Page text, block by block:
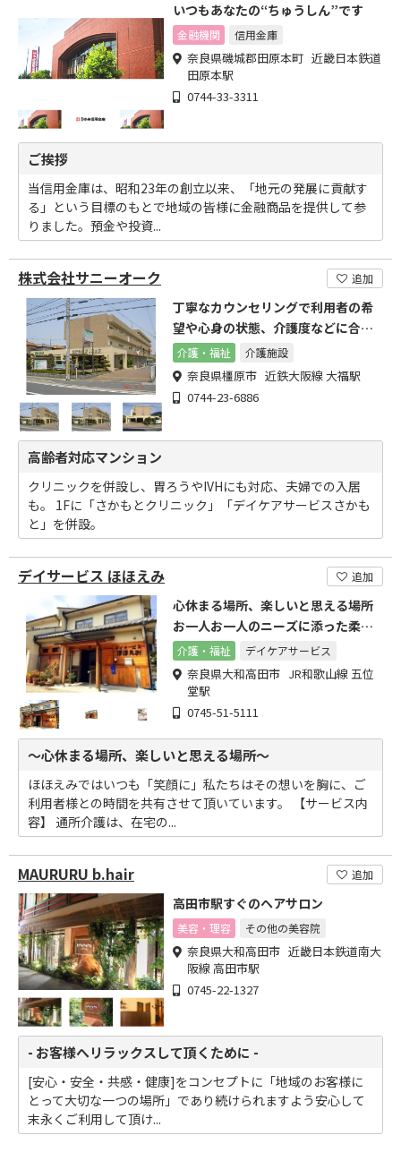
いつもあなたの“ちゅうしん”です
金融機関 信用金庫
奈良県磯城郡田原本町 近畿日本鉄道
田原本駅
0744-33-3311
ご挨拶
当信用金庫は、昭和23年の創立以来、「地元の発展に貢献す
る」という目標のもとで地域の皆様に金融商品を提供して参
りました。預金や投資...
株式会社サニーオーク 追加
丁寧なカウンセリングで利用者の希
望や心身の状態、介護度などに合わ
せた最適な住まいを提案。
介護・福祉 介護施設
奈良県橿原市 近鉄大阪線 大福駅
0744-23-6886
高齢者対応マンション
クリニックを併設し、胃ろうやIVHにも対応、夫婦での入居
も。 1Fに「さかもとクリニック」「デイケアサービスさかも
と」を併設。
デイサービス ほほえみ 追加
心休まる場所、楽しいと思える場所
お一人お一人のニーズに添った柔軟
性のある対応が可能です。
介護・福祉 デイケアサービス
奈良県大和高田市 JR和歌山線 五位
堂駅
0745-51-5111
～心休まる場所、楽しいと思える場所～
ほほえみではいつも「笑顔に」私たちはその想いを胸に、ご
利用者様との時間を共有させて頂いています。 【サービス内
容】 通所介護は、在宅の...
MAURURU b.hair 追加
高田市駅すぐのヘアサロン
美容・理容 その他の美容院
奈良県大和高田市 近畿日本鉄道南大
阪線 高田市駅
0745-22-1327
- お客様へリラックスして頂くために -
[安心・安全・共感・健康]をコンセプトに「地域のお客様に
とって大切な一つの場所」であり続けられますよう安心して
末永くご利用して頂け...